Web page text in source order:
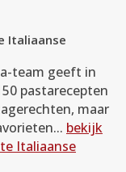
Italiaanse
team geeft in
pastarecepten
maar
bekijk
Italiaanse